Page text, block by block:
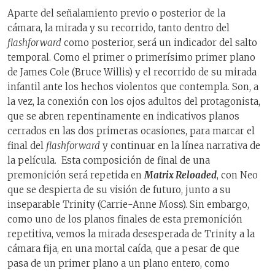
Aparte del señalamiento previo o posterior de la
cámara, la mirada y su recorrido, tanto dentro del
flashforward como posterior, será un indicador del salto
temporal. Como el primer o primerísimo primer plano
de James Cole (Bruce Willis) y el recorrido de su mirada
infantil ante los hechos violentos que contempla. Son, a
la vez, la conexión con los ojos adultos del protagonista,
que se abren repentinamente en indicativos planos
cerrados en las dos primeras ocasiones, para marcar el
final del flashforward y continuar en la línea narrativa de
la película. Esta composición de final de una
premonición será repetida en Matrix Reloaded, con Neo
que se despierta de su visión de futuro, junto a su
inseparable Trinity (Carrie-Anne Moss). Sin embargo,
como uno de los planos finales de esta premonición
repetitiva, vemos la mirada desesperada de Trinity a la
cámara fija, en una mortal caída, que a pesar de que
pasa de un primer plano a un plano entero, como